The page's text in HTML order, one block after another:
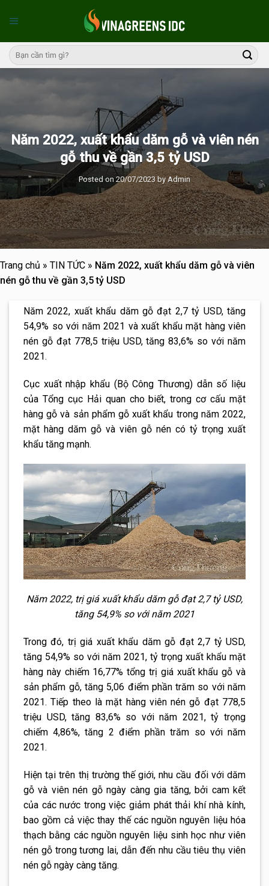
Năm 2022, xuất khẩu dăm gỗ và viên nén
gỗ thu về gần 3,5 tỷ USD
Posted on20/07/2023by Admin
Trang chủ » TIN TỨC » Năm 2022, xuất khẩu dăm gỗ và viên
nén gỗ thu về gần 3,5 tỷ USD
Năm 2022, xuất khẩu dăm gỗ đạt 2,7 tỷ USD, tăng
54,9% so với năm 2021 và xuất khẩu mặt hàng viên
nén gỗ đạt 778,5 triệu USD, tăng 83,6% so với năm
2021.
Cục xuất nhập khẩu (Bộ Công Thương) dẫn số liệu
của Tổng cục Hải quan cho biết, trong cơ cấu mặt
hàng gỗ và sản phẩm gỗ xuất khẩu trong năm 2022,
mặt hàng dăm gỗ và viên gỗ nén có tỷ trọng xuất
khẩu tăng mạnh.
Năm 2022, trị giá xuất khẩu dăm gỗ đạt 2,7 tỷ USD,
tăng 54,9% so với năm 2021
Trong đó, trị giá xuất khẩu dăm gỗ đạt 2,7 tỷ USD,
tăng 54,9% so với năm 2021, tỷ trọng xuất khẩu mặt
hàng này chiếm 16,77% tổng trị giá xuất khẩu gỗ và
sản phẩm gỗ, tăng 5,06 điểm phần trăm so với năm
2021. Tiếp theo là mặt hàng viên nén gỗ đạt 778,5
triệu USD, tăng 83,6% so với năm 2021, tỷ trọng
chiếm 4,86%, tăng 2 điểm phần trăm so với năm
2021.
Hiện tại trên thị trường thế giới, nhu cầu đối với dăm
gỗ và viên nén gỗ ngày càng gia tăng, bởi cam kết
của các nước trong việc giảm phát thải khí nhà kính,
bao gồm cả việc thay thế các nguồn nguyên liệu hóa
thạch bằng các nguồn nguyên liệu sinh học như viên
nén gỗ trong tương lai, dẫn đến nhu cầu tiêu thụ viên
nén gỗ ngày càng tăng.